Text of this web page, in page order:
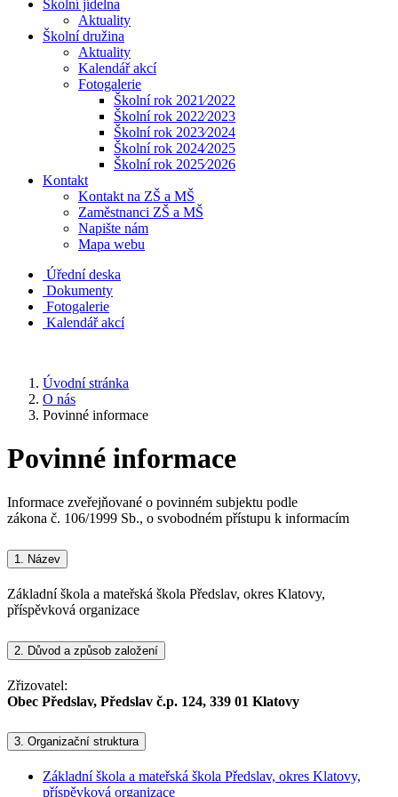
Školní jídelna
Aktuality
Školní družina
Aktuality
Kalendář akcí
Fotogalerie
Školní rok 2021⁄2022
Školní rok 2022⁄2023
Školní rok 2023⁄2024
Školní rok 2024⁄2025
Školní rok 2025⁄2026
Kontakt
Kontakt na ZŠ a MŠ
Zaměstnanci ZŠ a MŠ
Napište nám
Mapa webu
Úřední deska
Dokumenty
Fotogalerie
Kalendář akcí
Úvodní stránka
O nás
Povinné informace
Povinné informace
Informace zveřejňované o povinném subjektu podle
zákona č. 106/1999 Sb., o svobodném přístupu k informacím
1. Název
Základní škola a mateřská škola Předslav, okres Klatovy,
příspěvková organizace
2. Důvod a způsob založení
Zřizovatel:
Obec Předslav, Předslav č.p. 124, 339 01 Klatovy
3. Organizační struktura
Základní škola a mateřská škola Předslav, okres Klatovy,
příspěvková organizace